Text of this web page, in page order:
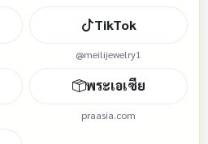
TikTok
@meilijewelry1
พระเอเซีย
praasia.com